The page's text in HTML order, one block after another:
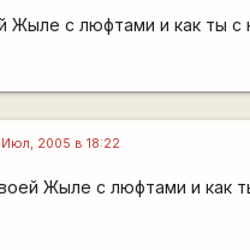
Жыле с люфтами и как ты
2005 в 18:22
Жыле с люфтами и как